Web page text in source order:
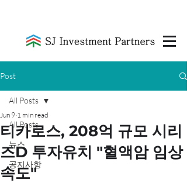
Post
All Posts
뉴스
공지사항
All Posts
티카로스, 208억 규모 시리
즈D 투자유치 "혈액암 임상
속도"
Jun 9 1 min read